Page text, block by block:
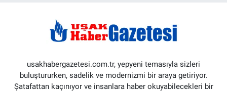
usakhabergazetesi.com.tr, yepyeni temasıyla sizleri
buluştururken, sadelik ve modernizmi bir araya getiriyor.
Şatafattan kaçınıyor ve insanlara haber okuyabilecekleri bir